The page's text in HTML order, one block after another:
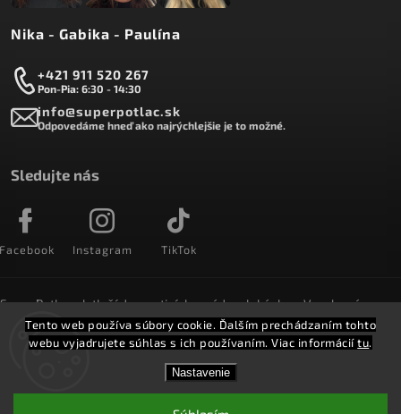
Tento web používa súbory cookie. Ďalším prechádzaním tohto
webu vyjadrujete súhlas s ich používaním. Viac informáciítu.
Nastavenie
Nika - Gabika - Paulína
+421 911 520 267
Pon-Pia: 6:30 - 14:30
info@superpotlac.sk
Odpovedáme hneď ako najrýchlejšie je to možné.
Sledujte nás
Instagram TikTok
SuperPotlac.sk tlačí denne tisícky módnych kúskov. Vyrobené na
Slovensku a doručované do celého sveta :)
SuperPotlač.sk. Všetky práva vyhradené.
Vytvořil